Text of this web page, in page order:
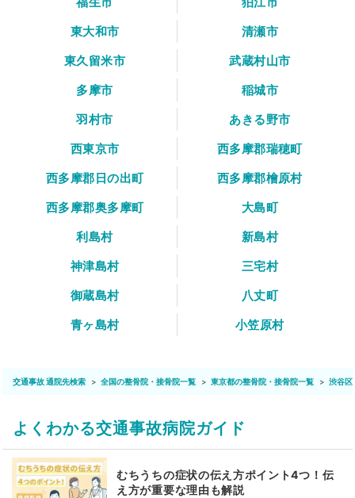
東大和市
清瀬市
東久留米市
武蔵村山市
多摩市
稲城市
羽村市
あきる野市
西東京市
西多摩郡瑞穂町
西多摩郡日の出町
西多摩郡檜原村
西多摩郡奥多摩町
大島町
利島村
新島村
神津島村
三宅村
御蔵島村
八丈町
青ヶ島村
小笠原村
交通事故 通院先検索 全国の整骨院・接骨院一覧 東京都の整骨院・接骨院一覧 渋谷区
よくわかる交通事故病院ガイド
むちうちの症状の伝え方ポイント4つ！伝
え方が重要な理由も解説